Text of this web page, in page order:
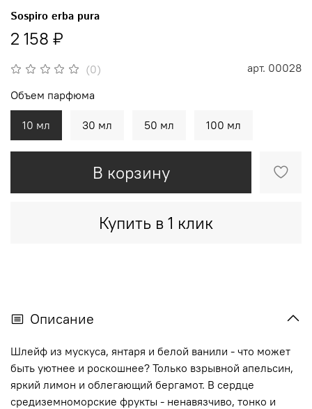
(0) арт. 00028
Sospiro erba pura
2 158 ₽
В корзину
Купить в 1 клик
Объем парфюма
10 мл 30 мл 50 мл 100 мл
Описание
Шлейф из мускуса, янтаря и белой ванили - что может
быть уютнее и роскошнее? Только взрывной апельсин,
яркий лимон и облегающий бергамот. В сердце
средиземноморские фрукты - ненавязчиво, тонко и